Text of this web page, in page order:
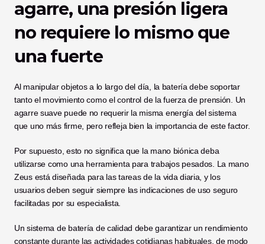
agarre, una presión ligera
no requiere lo mismo que
una fuerte
Al manipular objetos a lo largo del día, la batería debe soportar
tanto el movimiento como el control de la fuerza de prensión. Un
agarre suave puede no requerir la misma energía del sistema
que uno más firme, pero refleja bien la importancia de este factor.
Por supuesto, esto no significa que la mano biónica deba
utilizarse como una herramienta para trabajos pesados. La mano
Zeus está diseñada para las tareas de la vida diaria, y los
usuarios deben seguir siempre las indicaciones de uso seguro
facilitadas por su especialista.
Un sistema de batería de calidad debe garantizar un rendimiento
constante durante las actividades cotidianas habituales, de modo